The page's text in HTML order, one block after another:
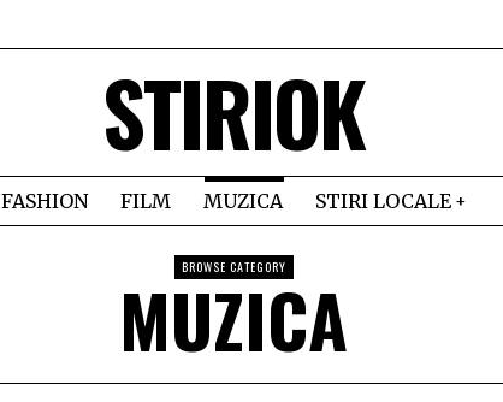
STIRIOK
FASHION FILM MUZICA STIRI LOCALE
BROWSE CATEGORY
MUZICA